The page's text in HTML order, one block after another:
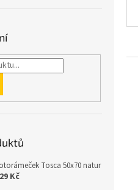
Tosca 50x70 natur
Kč